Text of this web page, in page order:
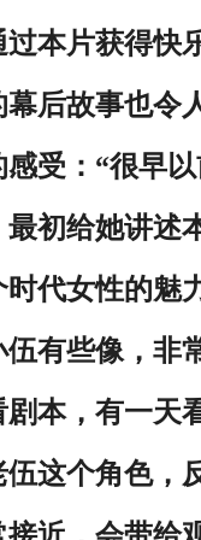
过本片获得快
后故事也令
受： “很早
最初给她讲述
代女性的魅
伍有些像 ， 非
剧本，有一天
这个角色，